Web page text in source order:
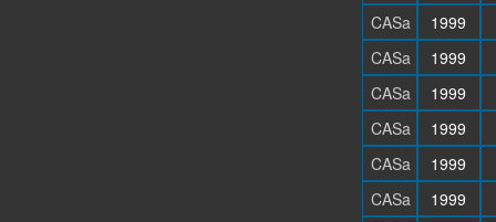
CASa
1999
CASa
1999
CASa
1999
CASa
1999
CASa
1999
CASa
1999